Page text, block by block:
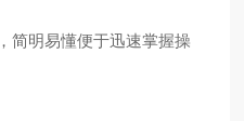
明易懂便于迅速掌握操